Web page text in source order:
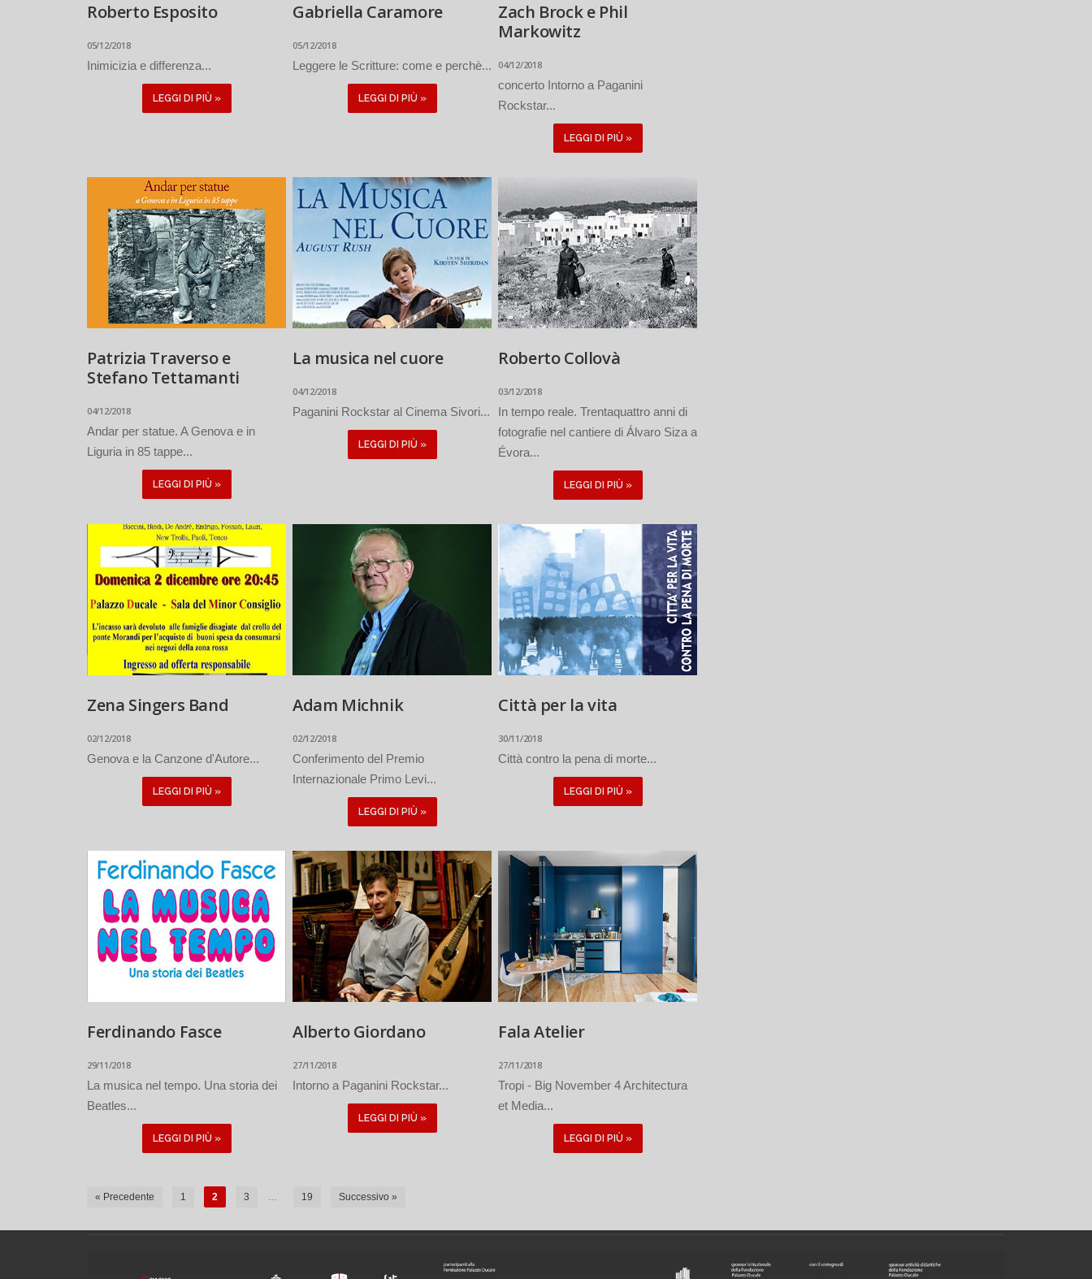
Roberto Esposito
05/12/2018
Inimicizia e differenza...
LEGGI DI PIÙ »
Gabriella Caramore
05/12/2018
Leggere le Scritture: come e perchè...
LEGGI DI PIÙ »
Zach Brock e Phil
Markowitz
04/12/2018
concerto Intorno a Paganini
Rockstar...
LEGGI DI PIÙ »
Patrizia Traverso e
Stefano Tettamanti
04/12/2018
Andar per statue. A Genova e in
Liguria in 85 tappe...
LEGGI DI PIÙ »
La musica nel cuore
04/12/2018
Paganini Rockstar al Cinema Sivori...
LEGGI DI PIÙ »
Roberto Collovà
03/12/2018
In tempo reale. Trentaquattro anni di
fotografie nel cantiere di Álvaro Siza a
Évora...
LEGGI DI PIÙ »
Zena Singers Band
02/12/2018
Genova e la Canzone d'Autore...
LEGGI DI PIÙ »
Adam Michnik
02/12/2018
Conferimento del Premio
Internazionale Primo Levi...
LEGGI DI PIÙ »
Città per la vita
30/11/2018
Città contro la pena di morte...
LEGGI DI PIÙ »
Ferdinando Fasce
29/11/2018
La musica nel tempo. Una storia dei
Beatles...
LEGGI DI PIÙ »
Alberto Giordano
27/11/2018
Intorno a Paganini Rockstar...
LEGGI DI PIÙ »
Fala Atelier
27/11/2018
Tropi - Big November 4 Architectura
et Media...
LEGGI DI PIÙ »
« Precedente 1 2 3 … 19 Successivo »